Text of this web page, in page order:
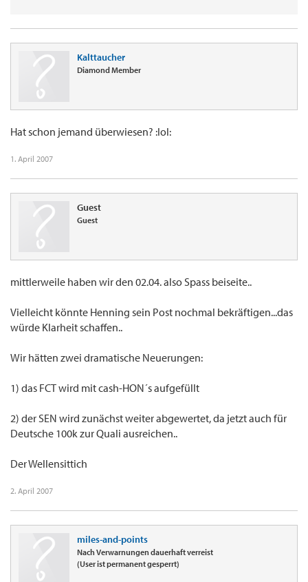
Kalttaucher
Diamond Member
Hat schon jemand überwiesen? :lol:
1. April 2007
Guest
Guest
mittlerweile haben wir den 02.04. also Spass beiseite..
Vielleicht könnte Henning sein Post nochmal bekräftigen...das
würde Klarheit schaffen..
Wir hätten zwei dramatische Neuerungen:
1) das FCT wird mit cash-HON´s aufgefüllt
2) der SEN wird zunächst weiter abgewertet, da jetzt auch für
Deutsche 100k zur Quali ausreichen..
Der Wellensittich
2. April 2007
miles-and-points
Nach Verwarnungen dauerhaft verreist
(User ist permanent gesperrt)